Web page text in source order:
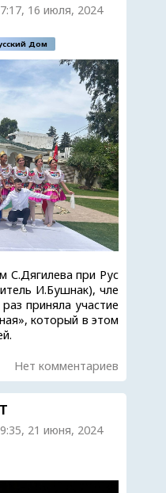
16 июля, 2024
Дом
С.Дягилева при Рус
И.Бушнак), чле
приняла участие
который в этом
Нет комментариев
21 июня, 2024